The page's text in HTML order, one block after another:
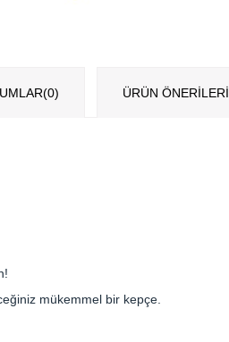
(0) ÜRÜN ÖNERILERI
mükemmel bir kepçe.